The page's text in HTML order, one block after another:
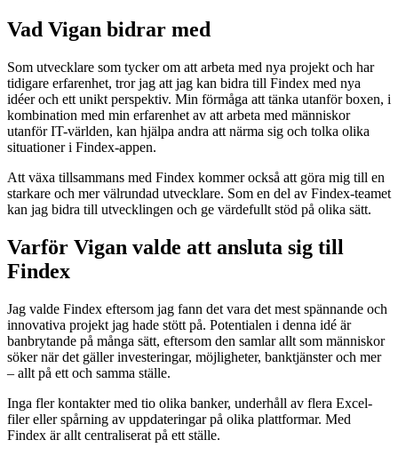
Vad Vigan bidrar med
Som utvecklare som tycker om att arbeta med nya projekt och har
tidigare erfarenhet, tror jag att jag kan bidra till Findex med nya
idéer och ett unikt perspektiv. Min förmåga att tänka utanför boxen, i
kombination med min erfarenhet av att arbeta med människor
utanför IT-världen, kan hjälpa andra att närma sig och tolka olika
situationer i Findex-appen.
Att växa tillsammans med Findex kommer också att göra mig till en
starkare och mer välrundad utvecklare. Som en del av Findex-teamet
kan jag bidra till utvecklingen och ge värdefullt stöd på olika sätt.
Varför Vigan valde att ansluta sig till
Findex
Jag valde Findex eftersom jag fann det vara det mest spännande och
innovativa projekt jag hade stött på. Potentialen i denna idé är
banbrytande på många sätt, eftersom den samlar allt som människor
söker när det gäller investeringar, möjligheter, banktjänster och mer
– allt på ett och samma ställe.
Inga fler kontakter med tio olika banker, underhåll av flera Excel-
filer eller spårning av uppdateringar på olika plattformar. Med
Findex är allt centraliserat på ett ställe.